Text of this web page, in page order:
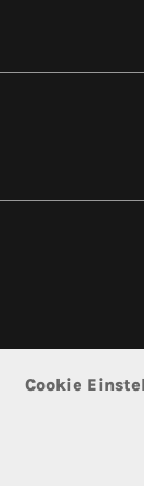
Cookie